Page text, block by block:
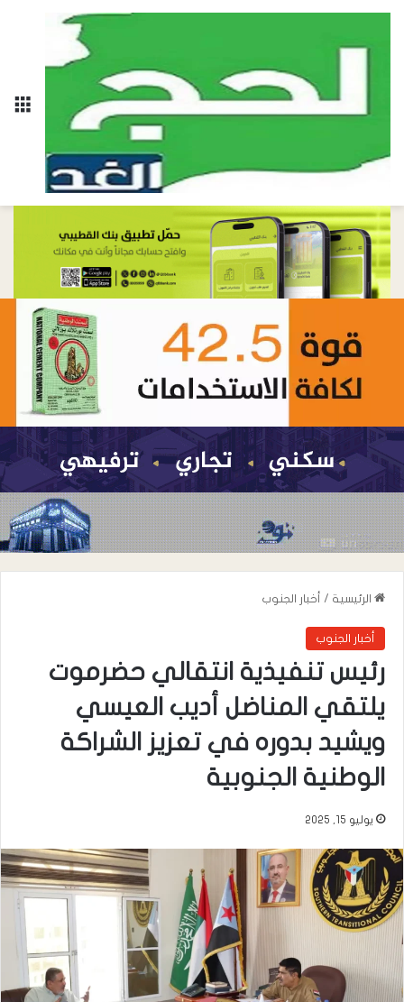
الرئيسية / أخبار الجنوب
أخبار الجنوب
رئيس تنفيذية انتقالي حضرموت
يلتقي المناضل أديب العيسي
ويشيد بدوره في تعزيز الشراكة
الوطنية الجنوبية
يوليو 15, 2025